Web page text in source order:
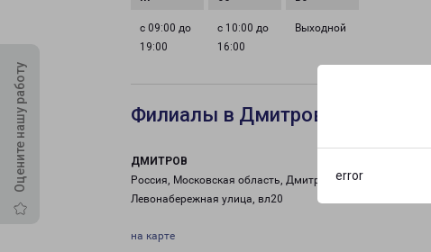
error
Оцените нашу работу
с 09:00 до
19:00
с 10:00 до
16:00
Выходной
Филиалы в Дмитрове
ДМИТРОВ
Россия, Московская область, Дмитров, 2-я
Левонабережная улица, вл20
на карте